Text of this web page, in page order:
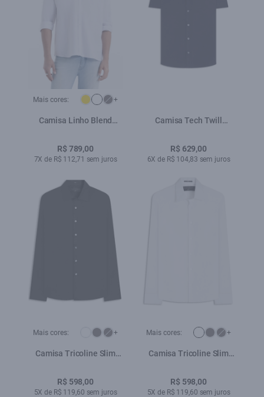
Mais cores: +
Camisa Linho Blend
R$ 789,00
7X de R$ 112,71 sem juros
Camisa Tech Twill
Blue
R$ 629,00
6X de R$ 104,83 sem juros
Mais cores: +
Camisa Tricoline Slim
R$ 598,00
5X de R$ 119,60 sem juros
Mais cores: +
Camisa Tricoline Slim
R$ 598,00
5X de R$ 119,60 sem juros